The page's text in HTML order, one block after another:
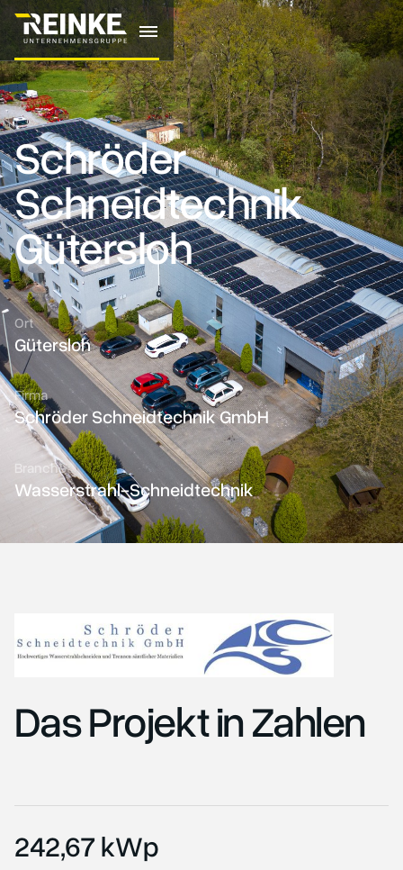
Schröder
Schneidtechnik
Gütersloh
Ort
Gütersloh
Firma
Schröder Schneidtechnik GmbH
Branche
Wasserstrahl-Schneidtechnik
Das Projekt in Zahlen
242,67 kWp